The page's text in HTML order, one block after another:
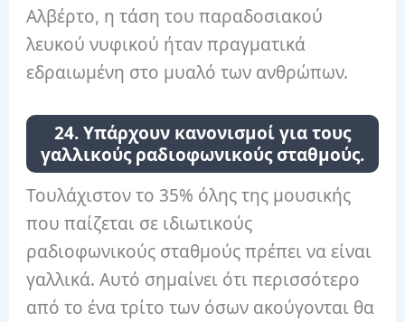
Αλβέρτο, η τάση του παραδοσιακού
λευκού νυφικού ήταν πραγματικά
εδραιωμένη στο μυαλό των ανθρώπων.
24. Υπάρχουν κανονισμοί για τους
γαλλικούς ραδιοφωνικούς σταθμούς.
Τουλάχιστον το 35% όλης της μουσικής
που παίζεται σε ιδιωτικούς
ραδιοφωνικούς σταθμούς πρέπει να είναι
γαλλικά. Αυτό σημαίνει ότι περισσότερο
από το ένα τρίτο των όσων ακούγονται θα